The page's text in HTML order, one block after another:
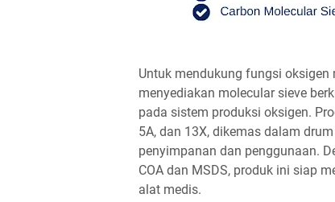
Untuk mendukung fungsi
menyediakan molecular sieve
pada sistem produksi oksigen.
5A, dan 13X, dikemas dalam
penyimpanan dan penggunaan.
COA dan MSDS, produk ini siap
alat medis.